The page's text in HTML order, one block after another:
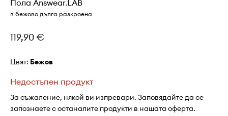
Пола Answear.LAB
в бежово дълга разкроена
119,90 €
Цвят: бежов
Недостъпен продукт
За съжаление, някой ви изпревари. Заповядайте да се
запознаете с останалите продукти в нашата оферта.